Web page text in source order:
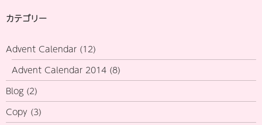
カテゴリー
Advent Calendar (12)
Advent Calendar 2014 (8)
Blog (2)
Copy (3)